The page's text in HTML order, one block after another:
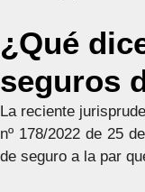
¿Qué
seguros
La reciente
nº 178/2022 de 25
de seguro a la par